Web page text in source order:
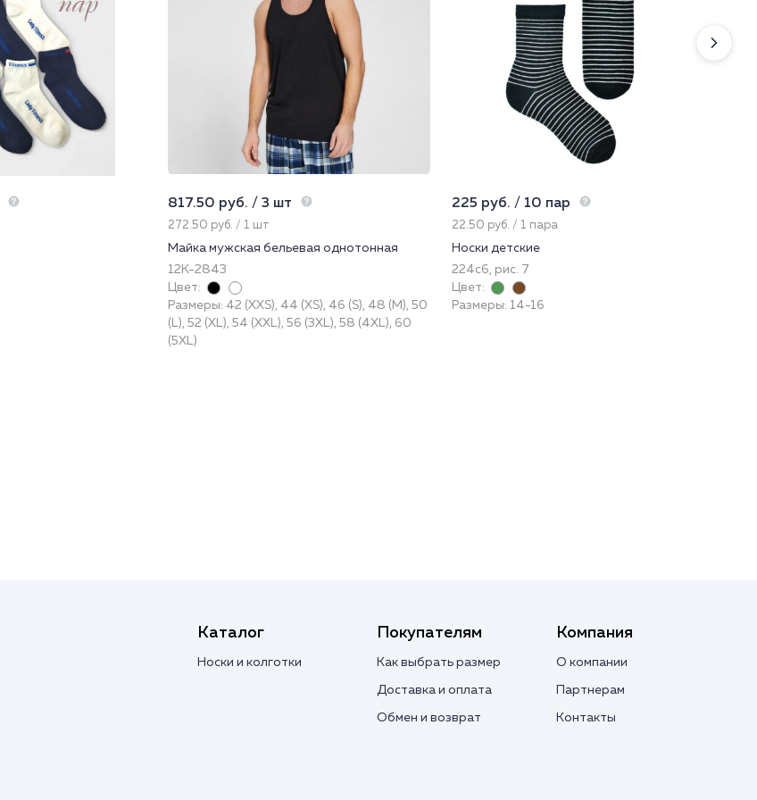
817.50 руб. / 3 шт
272.50 руб. / 1 шт
Майка мужская бельевая однотонная
12К-2843
Цвет:
Размеры: 42 (XXS), 44 (XS), 46 (S), 48 (M), 50
(L), 52 (XL), 54 (XXL), 56 (3XL), 58 (4XL), 60
(5XL)
225 руб. / 10 пар
22.50 руб. / 1 пара
Носки детские
224с6, рис. 7
Цвет:
Размеры: 14-16
Каталог
Носки и колготки
Покупателям
Как выбрать размер
Доставка и оплата
Обмен и возврат
Компания
О компании
Партнерам
Контакты